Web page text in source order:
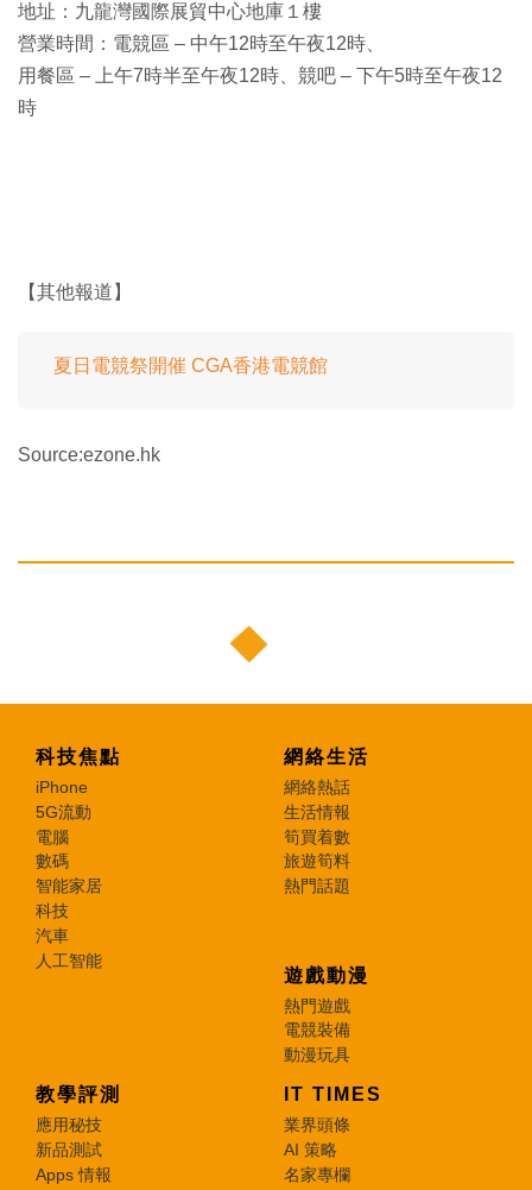
地址：九龍灣國際展貿中心地庫１樓
營業時間：電競區 – 中午12時至午夜12時、
用餐區 – 上午7時半至午夜12時、競吧 – 下午5時至午夜12
時
【其他報道】
夏日電競祭開催 CGA香港電競館
Source:ezone.hk
科技焦點
iPhone
5G流動
電腦
數碼
智能家居
科技
汽車
人工智能
網絡生活
網絡熱話
生活情報
筍買着數
旅遊筍料
熱門話題
遊戲動漫
熱門遊戲
電競裝備
動漫玩具
教學評測
應用秘技
新品測試
Apps 情報
IT TIMES
業界頭條
AI 策略
名家專欄